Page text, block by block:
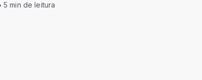
5 min de leitura